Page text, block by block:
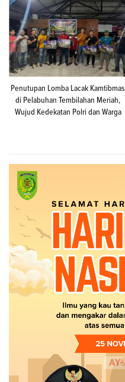
Penutupan Lomba Lacak Kamtibmas
di Pelabuhan Tembilahan Meriah,
Wujud Kedekatan Polri dan Warga